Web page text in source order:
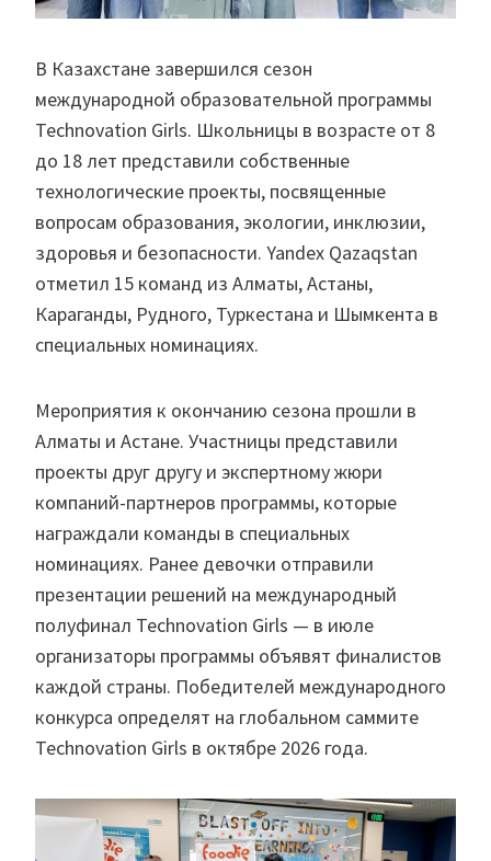
В Казахстане завершился сезон
международной образовательной программы
Technovation Girls. Школьницы в возрасте от 8
до 18 лет представили собственные
технологические проекты, посвященные
вопросам образования, экологии, инклюзии,
здоровья и безопасности. Yandex Qazaqstan
отметил 15 команд из Алматы, Астаны,
Караганды, Рудного, Туркестана и Шымкента в
специальных номинациях.
Мероприятия к окончанию сезона прошли в
Алматы и Астане. Участницы представили
проекты друг другу и экспертному жюри
компаний-партнеров программы, которые
награждали команды в специальных
номинациях. Ранее девочки отправили
презентации решений на международный
полуфинал Technovation Girls — в июле
организаторы программы объявят финалистов
каждой страны. Победителей международного
конкурса определят на глобальном саммите
Technovation Girls в октябре 2026 года.